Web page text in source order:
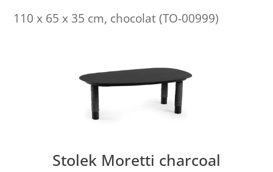
110 x 65 x 35 cm, chocolat (TO-00999)
Stolek Moretti charcoal